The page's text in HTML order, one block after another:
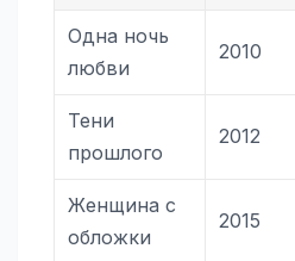
Одна ночь
любви
2010
Тени
прошлого
2012
Женщина с
обложки
2015